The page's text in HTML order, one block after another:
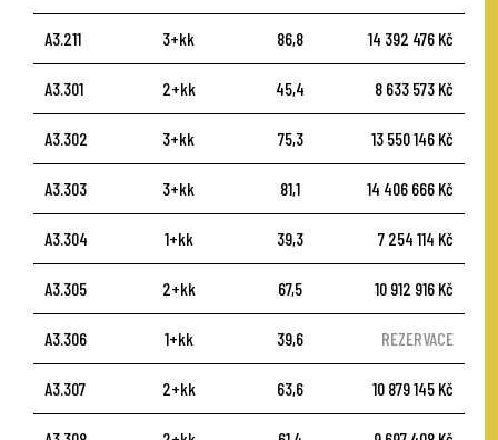
A3.211 3+kk 86,8 14 392 476 Kč
A3.301 2+kk 45,4 8 633 573 Kč
A3.302 3+kk 75,3 13 550 146 Kč
A3.303 3+kk 81,1 14 406 666 Kč
A3.304 1+kk 39,3 7 254 114 Kč
A3.305 2+kk 67,5 10 912 916 Kč
A3.306 1+kk 39,6 REZERVACE
A3.307 2+kk 63,6 10 879 145 Kč